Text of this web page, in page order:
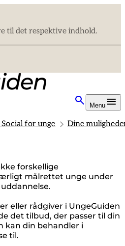
til det respektive indhold.
Menu
Social for unge Dine
forskellige
målrettet unge under
eller rådgiver i UngeGuiden
det tilbud, der passer til din
kan din behandler i
til.